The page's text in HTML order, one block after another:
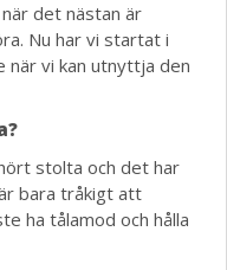
det nästan är
Nu har vi startat i
när vi kan utnyttja den
stolta och det har
bara tråkigt att
ha tålamod och hålla